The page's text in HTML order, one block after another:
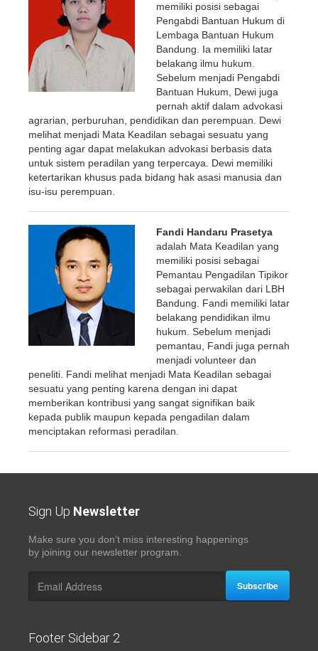
memiliki posisi sebagai
Pengabdi Bantuan Hukum di
Lembaga Bantuan Hukum
Bandung. Ia memiliki latar
belakang ilmu hukum.
Sebelum menjadi Pengabdi
Bantuan Hukum, Dewi juga
pernah aktif dalam advokasi
agrarian, perburuhan, pendidikan dan perempuan. Dewi
melihat menjadi Mata Keadilan sebagai sesuatu yang
penting agar dapat melakukan advokasi berbasis data
untuk sistem peradilan yang terpercaya. Dewi memiliki
ketertarikan khusus pada bidang hak asasi manusia dan
isu-isu perempuan.
Fandi Handaru Prasetya
adalah Mata Keadilan yang
memiliki posisi sebagai
Pemantau Pengadilan Tipikor
sebagai perwakilan dari LBH
Bandung. Fandi memiliki latar
belakang pendidikan ilmu
hukum. Sebelum menjadi
pemantau, Fandi juga pernah
menjadi volunteer dan
peneliti. Fandi melihat menjadi Mata Keadilan sebagai
sesuatu yang penting karena dengan ini dapat
memberikan kontribusi yang sangat signifikan baik
kepada publik maupun kepada pengadilan dalam
menciptakan reformasi peradilan.
Sign Up Newsletter
Make sure you don’t miss interesting happenings
by joining our newsletter program.
Subscribe
Footer Sidebar 2